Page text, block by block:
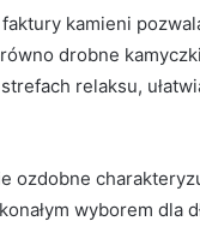
kamieni
drobne
relaksu,
ozdobne
wyborem dla